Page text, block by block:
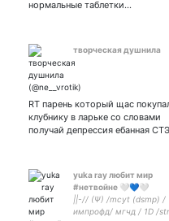
нормальные таблетки…
творческая душнила
RT парень который щас
клубнику в ларьке со словами
получай депрессия ебанная
yuka ray любит мир
#нетвойне 🤍💙🤍
||-// (Ψ) /mcyt (dsmp) /
импрофд/ мгчд / 1D /